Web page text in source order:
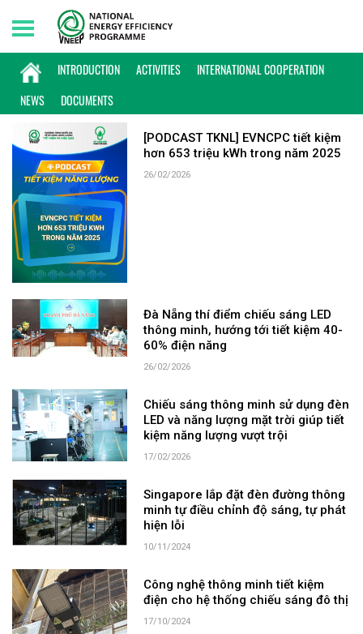
INTRODUCTION ACTIVITIES
INTERNATIONAL COOPERATION
NEWS
DOCUMENTS
Thursday, 06/08/2026 | 10:44 GMT+7
KEYWORD: CHIẾU SÁNG THÔNG MINH
[PODCAST TKNL] EVNCPC tiết kiệm
hơn 653 triệu kWh trong năm 2025
26/02/2026
Đà Nẵng thí điểm chiếu sáng LED
thông minh, hướng tới tiết kiệm 40-
60% điện năng
26/02/2026
Chiếu sáng thông minh sử dụng đèn
LED và năng lượng mặt trời giúp tiết
kiệm năng lượng vượt trội
17/02/2026
Singapore lắp đặt đèn đường thông
minh tự điều chỉnh độ sáng, tự phát
hiện lỗi
10/11/2024
Công nghệ thông minh tiết kiệm
điện cho hệ thống chiếu sáng đô thị
17/10/2024